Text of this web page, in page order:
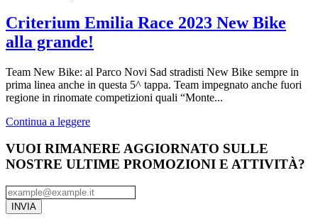
Criterium Emilia Race 2023 New Bike
alla grande!
Team New Bike: al Parco Novi Sad stradisti New Bike sempre in
prima linea anche in questa 5^ tappa. Team impegnato anche fuori
regione in rinomate competizioni quali “Monte...
Continua a leggere
VUOI RIMANERE AGGIORNATO SULLE
NOSTRE ULTIME PROMOZIONI E ATTIVITÀ?
INVIA